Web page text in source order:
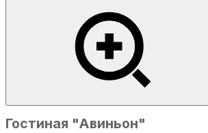
Гостиная "Авиньон"